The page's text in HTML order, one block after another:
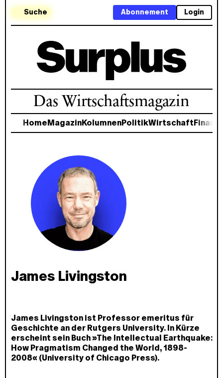
Suche Login
Abonnement
Das Wirtschaftsmagazin
Home MagazinKolumnenPolitikWirtschaft
James Livingston
James Livingston ist Professor emeritus für
Geschichte an der Rutgers University. In Kürze
erscheint sein Buch »The Intellectual Earthquake:
How Pragmatism Changed the World, 1898-
2008« (University of Chicago Press).